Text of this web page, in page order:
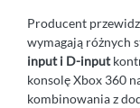
Producent
wymagają różnych
input i D-input
konsolę Xbox 360
kombinowania z